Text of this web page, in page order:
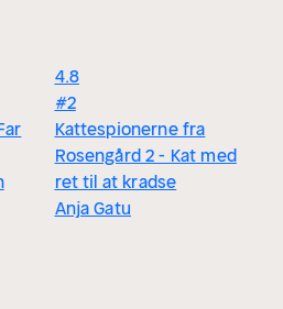
4.8
#2
Kattespionerne fra
Rosengård 2 - Kat med
ret til at kradse
Anja Gatu